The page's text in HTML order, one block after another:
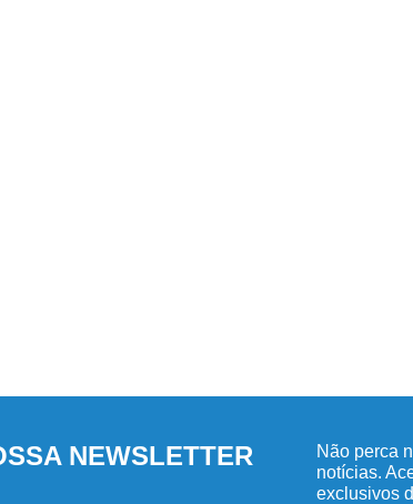
NEWSLETTER
Não perca
notícias.
exclusivos